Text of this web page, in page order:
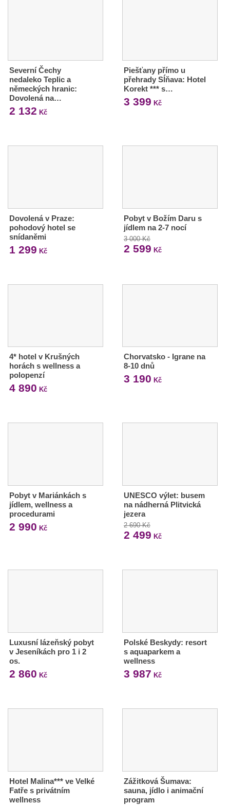
Severní Čechy
nedaleko Teplic a
německých hranic:
Dovolená na…
2 132 Kč
Piešťany přímo u
přehrady Sĺňava: Hotel
Korekt *** s…
3 399 Kč
Dovolená v Praze:
pohodový hotel se
snídaněmi
1 299 Kč
Pobyt v Božím Daru s
jídlem na 2-7 nocí
3 000 Kč
2 599 Kč
4* hotel v Krušných
horách s wellness a
polopenzí
4 890 Kč
Chorvatsko - Igrane na
8-10 dnů
3 190 Kč
Pobyt v Mariánkách s
jídlem, wellness a
procedurami
2 990 Kč
UNESCO výlet: busem
na nádherná Plitvická
jezera
2 690 Kč
2 499 Kč
Luxusní lázeňský pobyt
v Jeseníkách pro 1 i 2
os.
2 860 Kč
Polské Beskydy: resort
s aquaparkem a
wellness
3 987 Kč
Hotel Malina*** ve Velké
Fatře s privátním
wellness
Zážitková Šumava:
sauna, jídlo i animační
program